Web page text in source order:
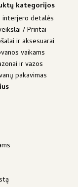
kategorijos
interjero detalės
/ Printai
ir aksesuarai
vaikams
ir vazos
pakavimas